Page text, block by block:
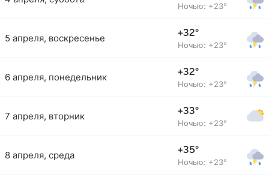
Ночью: +23°
5 апреля, воскресенье +32°
Ночью: +23°
6 апреля, понедельник +32°
Ночью: +23°
7 апреля, вторник +33°
Ночью: +23°
8 апреля, среда +35°
Ночью: +23°